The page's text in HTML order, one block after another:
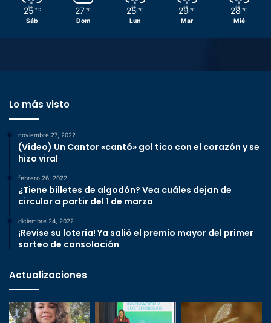
25 ℃
Sáb
27 ℃
Dom
25 ℃
Lun
29 ℃
Mar
28 ℃
Mié
Lo más visto
noviembre 27, 2022
(Video) Un Cantor «cantó» gol tico con el corazón y se
hizo viral
febrero 26, 2022
¿Tiene billetes de algodón? Vea cuáles dejan de
circular a partir del 1 de marzo
diciembre 24, 2022
¡Revise su lotería! Ya salió el premio mayor del primer
sorteo de consolación
Actualizaciones